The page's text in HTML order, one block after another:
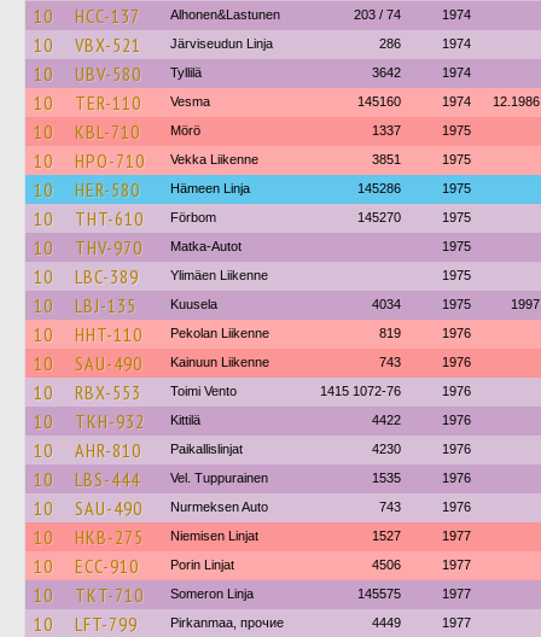
10 HCC-137 Alhonen&Lastunen 203 / 74 1974
10 VBX-521 Järviseudun Linja 286 1974
10 UBV-580 Tyllilä 3642 1974
10 TER-110 Vesma 145160 1974 12.1986
10 KBL-710 Mörö 1337 1975
10 HPO-710 Vekka Liikenne 3851 1975
10 HER-580 Hämeen Linja 145286 1975
10 THT-610 Förbom 145270 1975
10 THV-970 Matka-Autot 1975
10 LBC-389 Ylimäen Liikenne 1975
10 LBJ-135 Kuusela 4034 1975 1997
10 HHT-110 Pekolan Liikenne 819 1976
10 SAU-490 Kainuun Liikenne 743 1976
10 RBX-553 Toimi Vento 1415 1072-76 1976
10 TKH-932 Kittilä 4422 1976
10 AHR-810 Paikallislinjat 4230 1976
10 LBS-444 Vel. Tuppurainen 1535 1976
10 SAU-490 Nurmeksen Auto 743 1976
10 HKB-275 Niemisen Linjat 1527 1977
10 ECC-910 Porin Linjat 4506 1977
10 TKT-710 Someron Linja 145575 1977
10 LFT-799 Pirkanmaa, прочие 4449 1977